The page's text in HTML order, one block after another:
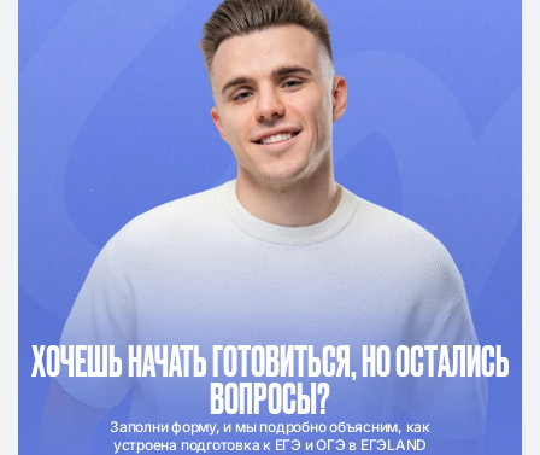
ХОЧЕШЬ НАЧАТЬ ГОТОВИТЬСЯ, НО ОСТАЛИСЬ
ВОПРОСЫ?
Заполни форму, и мы подробно объясним, как
устроена подготовка к ЕГЭ и ОГЭ в ЕГЭLAND